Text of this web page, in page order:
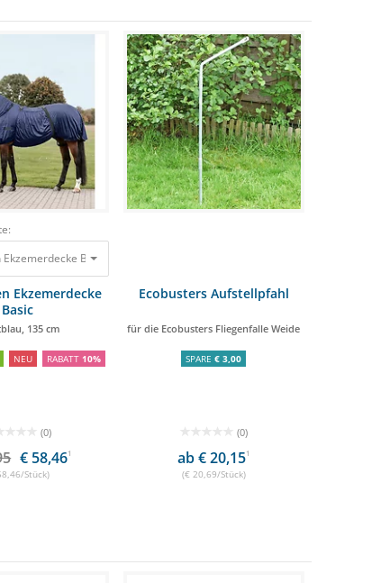
Basic nachtblau, 135 cm
Ekzemerdecke
Basic
135 cm
NEU RABATT 10%
(0)
€ 58,461
Stück)
Ecobusters Aufstellpfahl
für die Ecobusters Fliegenfalle Weide
SPARE€ 3,00
(0)
ab € 20,151
(€ 20,69/Stück)